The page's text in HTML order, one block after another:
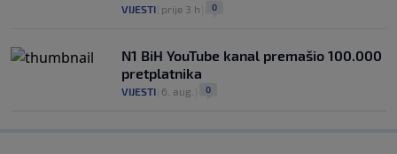
VIJESTI prije 3 h 0
N1 BiH YouTube kanal premašio 100.000
pretplatnika
VIJESTI 6. aug. 0